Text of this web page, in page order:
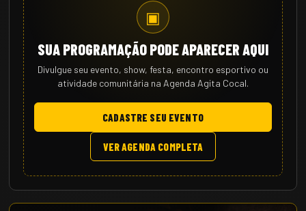
▣
SUA PROGRAMAÇÃO PODE APARECER AQUI
Divulgue seu evento, show, festa, encontro esportivo ou
atividade comunitária na Agenda Agita Cocal.
CADASTRE SEU EVENTO
VER AGENDA COMPLETA